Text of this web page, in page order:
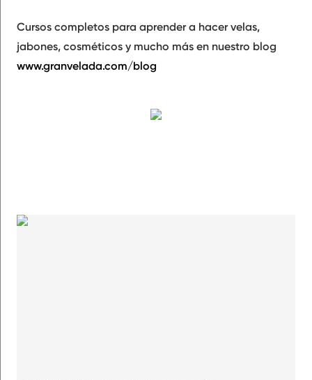
Cursos completos para aprender a hacer velas,
jabones, cosméticos y mucho más en nuestro blog
www.granvelada.com/blog